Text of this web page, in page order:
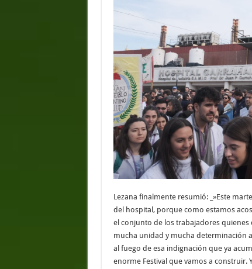
Lezana finalmente resumió: _»Este
del hospital, porque como estamos
el conjunto de los trabajadores
mucha unidad y mucha determinación
al fuego de esa indignación que ya
enorme Festival que vamos a construir.